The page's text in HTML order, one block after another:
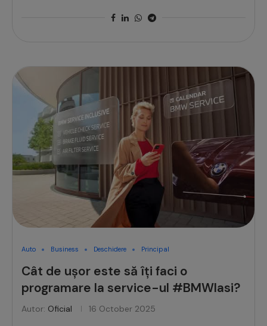
Auto Business Deschidere Principal
Cât de ușor este să îți faci o
programare la service-ul #BMWIasi?
Autor: Oficial 16 October 2025